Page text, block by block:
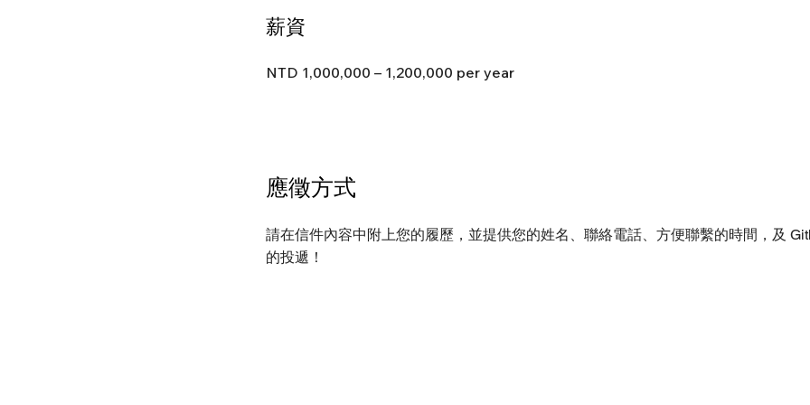
薪資
NTD 1,000,000 – 1,200,000 per year
應徵方式
請在信件內容中附上您的履歷，並提供您的姓名、聯絡電話、方便聯繫的時間，及
的投遞！